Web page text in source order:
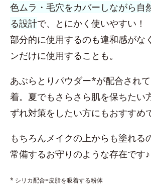
色ムラ・毛穴をカバーしながら自
る設計で、とにかく使いやすい！
部分的に使用するのも違和感がな
ンだけに使用することも。
あぶらとりパウダー*が配合され
着。夏でもさらさら肌を保ちたい
ずれ対策をしたい方にもおすすめ
もちろんメイクの上からも塗れる
常備するお守りのような存在です♪
* シリカ配合=皮脂を吸着する粉体